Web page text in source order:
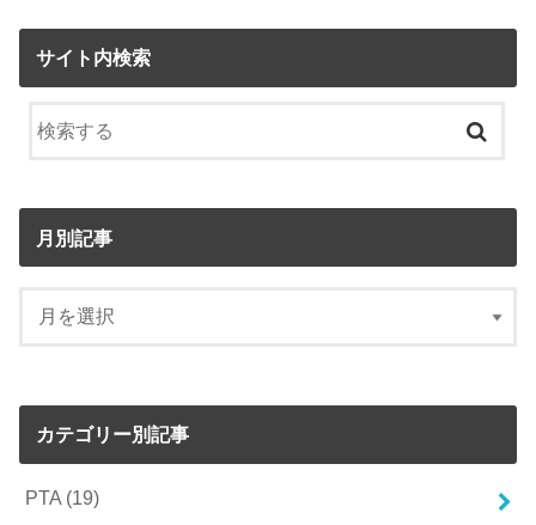
サイト内検索
月別記事
カテゴリー別記事
PTA (19)